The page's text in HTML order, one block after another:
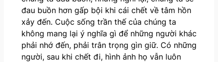
đau buồn hơn gấp bội khi cái chết về tâm hồn
xảy đến. Cuộc sống trần thế của chúng ta
không mang lại ý nghĩa gì để những người khác
phải nhớ đến, phải trân trọng gìn giữ. Có những
người, sau khi chết đi, hình ảnh họ vẫn luôn